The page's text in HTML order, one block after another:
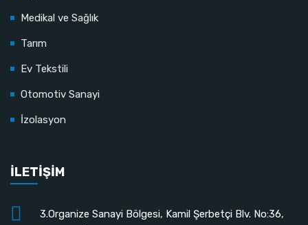
Medikal ve Sağlık
Tarım
Ev Tekstili
Otomotiv Sanayi
İzolasyon
İLETİŞİM
3.Organize Sanayi Bölgesi, Kamil Şerbetçi Blv. No:36,